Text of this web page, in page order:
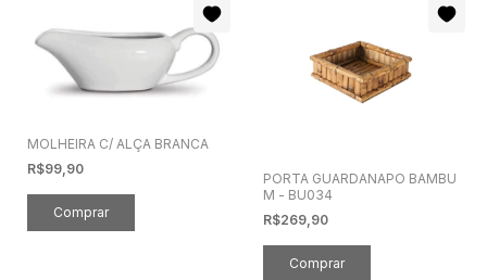
MOLHEIRA C/ ALÇA BRANCA
R$99,90
PORTA GUARDANAPO BAMBU
M - BU034
R$269,90